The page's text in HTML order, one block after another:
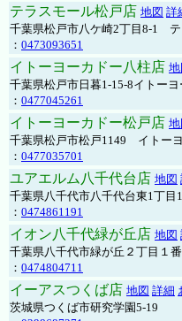
テラスモール松戸店 地図 詳
千葉県松戸市八ケ崎2丁目8-1 テ
： 0473093651
イトーヨーカドー八柱店 地
千葉県松戸市日暮1-15-8イトー
： 0477045261
イトーヨーカドー松戸店 地
千葉県松戸市松戸1149 イトー
： 0477035701
ユアエルム八千代台店 地図
千葉県八千代市八千代台東1丁
： 0474861191
イオン八千代緑が丘店 地図
千葉県八千代市緑が丘２丁目１
： 0474804711
イーアスつくば店 地図 詳細
茨城県つくば市研究学園5-19